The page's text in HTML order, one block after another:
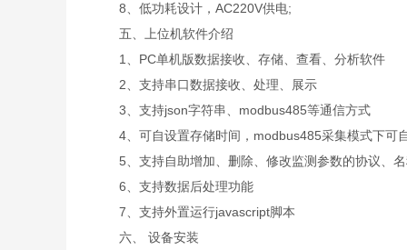
8、低功耗设计，AC220V供电;
五、上位机软件介绍
1、PC单机版数据接收、存储、查看、分析软件
2、支持串口数据接收、处理、展示
3、支持json字符串、modbus485等通信方式
4、可自设置存储时间，modbus485采集模式下可
5、支持自助增加、删除、修改监测参数的协议、名
6、支持数据后处理功能
7、支持外置运行javascript脚本
六、 设备安装